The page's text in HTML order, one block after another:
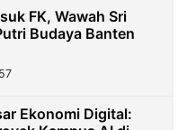
FK, Wawah Sri
Budaya Banten
Ekonomi Digital: